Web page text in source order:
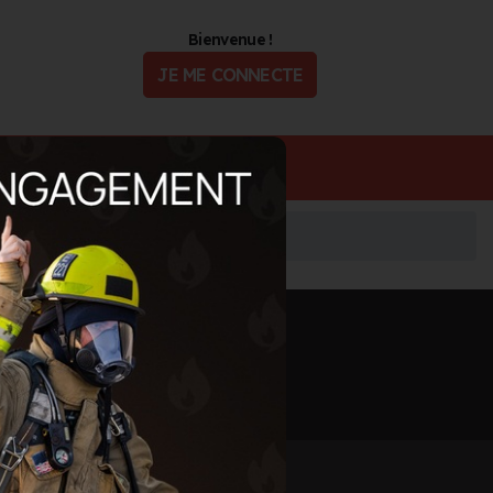
Bienvenue !
JE ME CONNECTE
Offres d'Emploi
Informations mises à jour le 4 août 2026
🖨️ IMPRIMER